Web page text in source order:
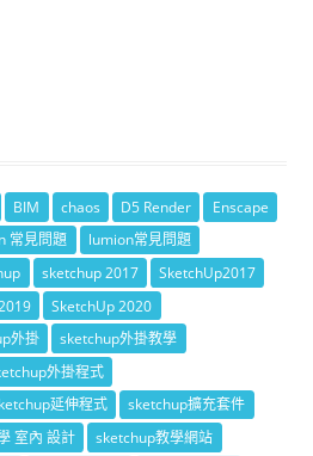
BIM chaos D5 Render
Enscape
常見問題
lumion常見問題
sketchup 2017
SketchUp2017
SketchUp 2020
外掛
sketchup外掛教學
外掛程式
延伸程式
sketchup擴充套件
室內 設計
sketchup教學網站